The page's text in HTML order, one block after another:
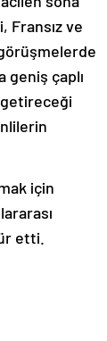
ve
geniş çaplı
getireceği
etti.